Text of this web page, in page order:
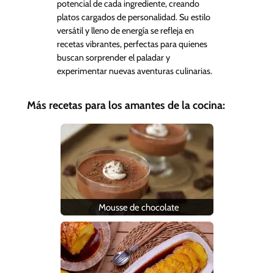
potencial de cada ingrediente, creando
platos cargados de personalidad. Su estilo
versátil y lleno de energía se refleja en
recetas vibrantes, perfectas para quienes
buscan sorprender el paladar y
experimentar nuevas aventuras culinarias.
Más recetas para los amantes de la cocina:
Mousse de chocolate